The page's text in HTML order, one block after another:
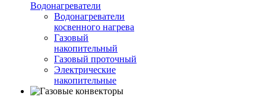
Водонагреватели
Водонагреватели
косвенного нагрева
Газовый
накопительный
Газовый проточный
Электрические
накопительные